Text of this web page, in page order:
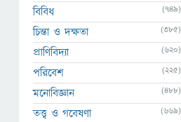
বিবিধ (749)
চিন্তা ও দক্ষতা (385)
প্রাণিবিদ্যা (620)
পরিবেশ (225)
মনোবিজ্ঞান (488)
তত্ত্ব ও গবেষণা (669)